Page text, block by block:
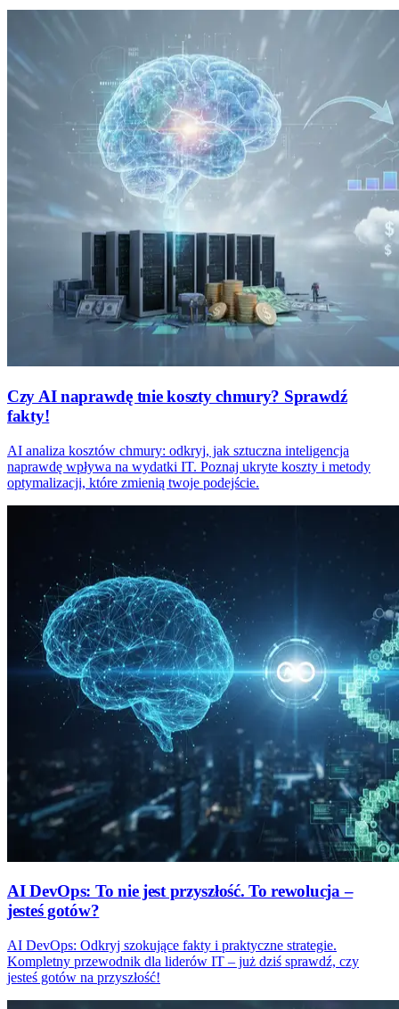
Czy AI naprawdę tnie koszty chmury? Sprawdź
fakty!
AI analiza kosztów chmury: odkryj, jak sztuczna inteligencja
naprawdę wpływa na wydatki IT. Poznaj ukryte koszty i metody
optymalizacji, które zmienią twoje podejście.
AI DevOps: To nie jest przyszłość. To rewolucja –
jesteś gotów?
AI DevOps: Odkryj szokujące fakty i praktyczne strategie.
Kompletny przewodnik dla liderów IT – już dziś sprawdź, czy
jesteś gotów na przyszłość!